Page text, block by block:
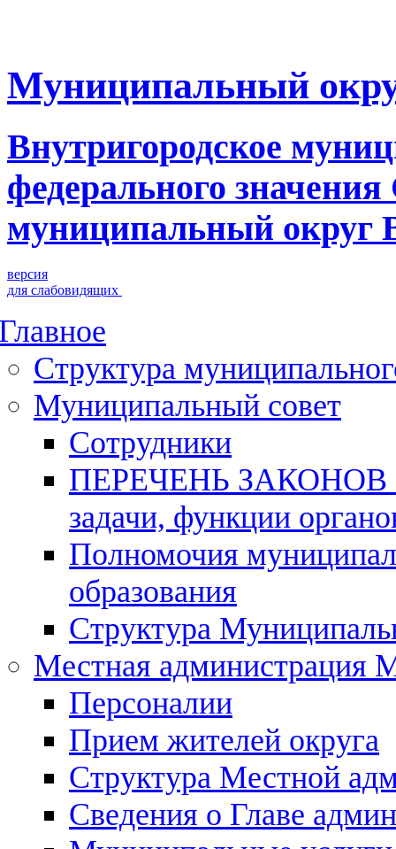
Муниципальный
Внутригородское
федерального
муниципальный округ
версия
для слабовидящих
Структура
Муниципальный совет
Сотрудники
ПЕРЕЧЕНЬ ЗАКОНОВ
задачи, функции
Полномочия
образования
Структура
Местная администрация
Персоналии
Прием жителей округа
Структура Местной
Сведения о Главе